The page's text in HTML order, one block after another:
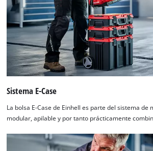
Sistema E-Case
La bolsa E-Case de Einhell es parte del sistema de
modular, apilable y por tanto prácticamente